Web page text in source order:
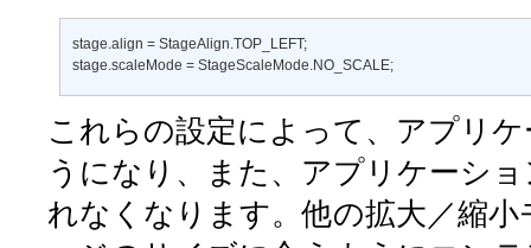
stage.align = StageAlign.TOP_LEFT;
stage.scaleMode = StageScaleMode.NO_SCALE;
これらの設定によって、アプリ
うになり、また、アプリケーシ
れなくなります。他の拡大／縮